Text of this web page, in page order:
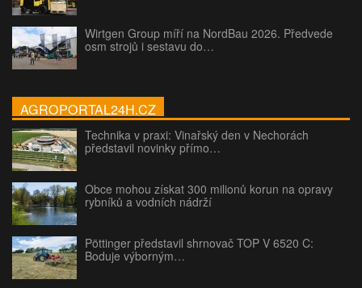
Wirtgen Group míří na NordBau 2026. Předvede
osm strojů i sestavu do…
AGROPORTAL24H.CZ
Technika v praxi: Vinařský den v Nechorách
představil novinky přímo…
Obce mohou získat 300 milionů korun na opravy
rybníků a vodních nádrží
Pöttinger představil shrnovač TOP V 6520 C:
Boduje výborným…